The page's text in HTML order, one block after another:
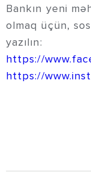
Bankın yeni
olmaq üçün,
yazılın:
https://
https://